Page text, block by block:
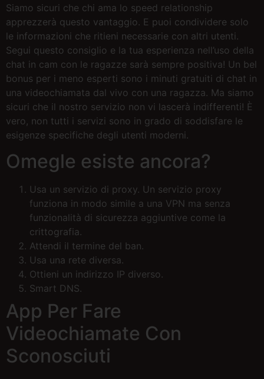
Siamo sicuri che chi ama lo speed relationship
apprezzerà questo vantaggio. E puoi condividere solo
le informazioni che ritieni necessarie con altri utenti.
Segui questo consiglio e la tua esperienza nell’uso della
chat in cam con le ragazze sarà sempre positiva! Un bel
bonus per i meno esperti sono i minuti gratuiti di chat in
una videochiamata dal vivo con una ragazza. Ma siamo
sicuri che il nostro servizio non vi lascerà indifferenti! È
vero, non tutti i servizi sono in grado di soddisfare le
esigenze specifiche degli utenti moderni.
Omegle esiste ancora?
Usa un servizio di proxy. Un servizio proxy
funziona in modo simile a una VPN ma senza
funzionalità di sicurezza aggiuntive come la
crittografia.
Attendi il termine del ban.
Usa una rete diversa.
Ottieni un indirizzo IP diverso.
Smart DNS.
App Per Fare
Videochiamate Con
Sconosciuti